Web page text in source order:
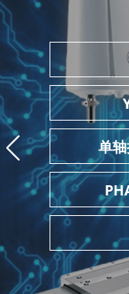
单轴